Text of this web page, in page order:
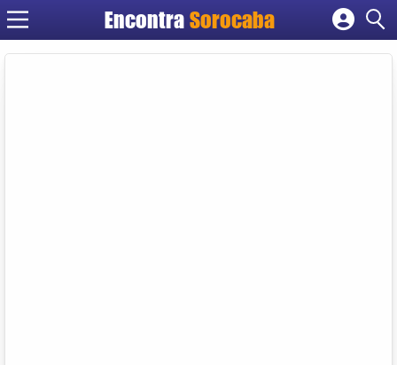
EncontraSorocaba
Cadastrar empresa